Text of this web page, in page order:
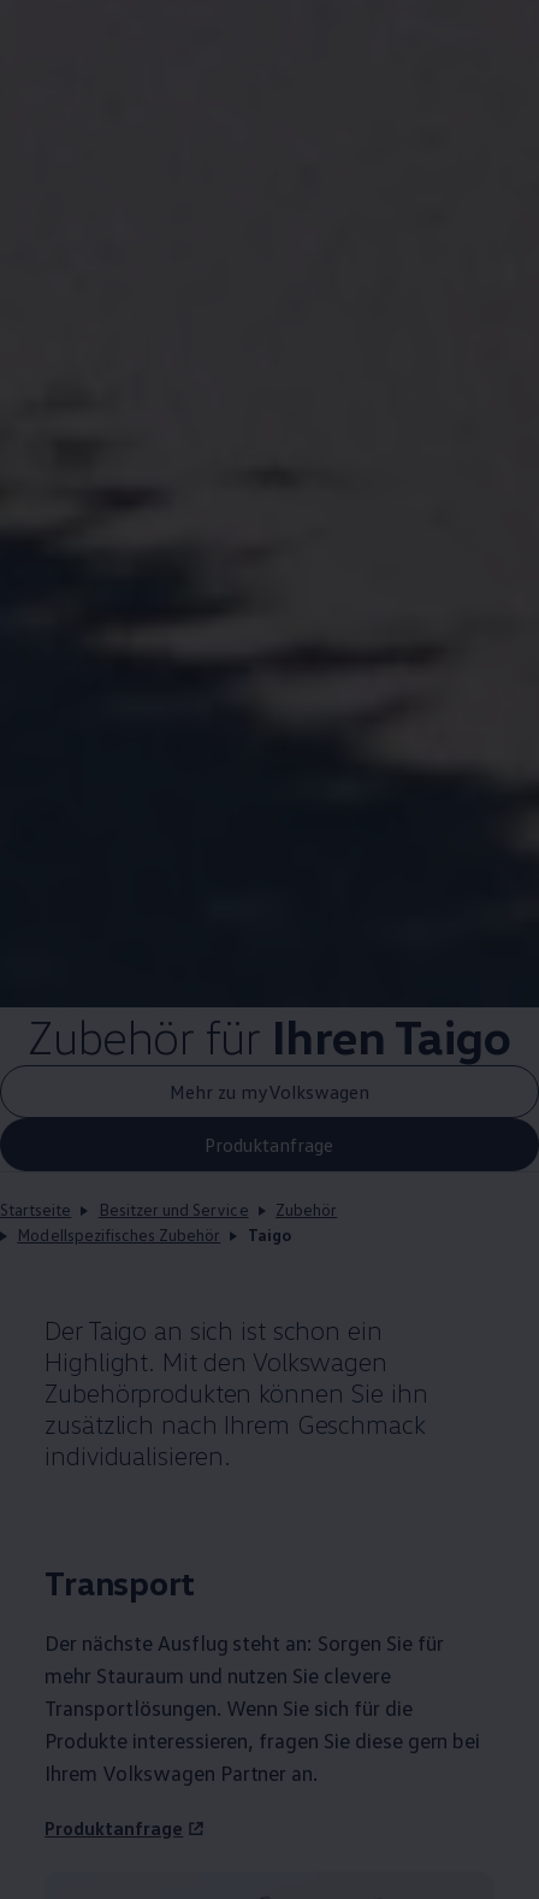
Zubehörfür Ihren Taigo
Mehr zu myVolkswagen
Produktanfrage
Startseite Besitzer und Service
Zubehör
Modellspezifisches Zubehör
Taigo
Der Taigo an sich ist schon ein
Highlight. Mit den Volkswagen
Zubehörprodukten können Sie ihn
zusätzlich nach Ihrem Geschmack
individualisieren.
Transport
Der nächste Ausflug steht an: Sorgen Sie für
mehr Stauraum und nutzen Sie clevere
Transportlösungen. Wenn Sie sich für die
Produkte interessieren, fragen Sie diese gern bei
Ihrem Volkswagen Partner an.
Produktanfrage